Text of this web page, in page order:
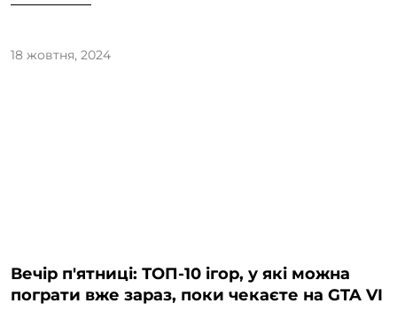
18 жовтня, 2024
Вечір п'ятниці: ТОП-10 ігор, у які можна
пограти вже зараз, поки чекаєте на GTA VI